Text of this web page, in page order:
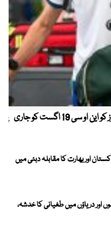
کیریبین پریمیئر لیگ ، قومی کرکٹرز کو این او سی 19 اگست کو جاری
ایشیا کپ 2026، پاکستان اور بھارت کا مقابلہ دبئی میں
بارشوں اور دریاؤں میں طغیانی کا خدشہ،